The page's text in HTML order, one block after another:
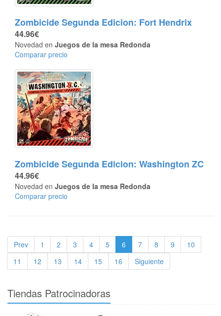
Zombicide Segunda Edicion: Fort Hendrix
44.96€
Novedad en Juegos de la mesa Redonda
Comparar precio
Zombicide Segunda Edicion: Washington ZC
44.96€
Novedad en Juegos de la mesa Redonda
Comparar precio
Prev 1 2 3 4 5 6 7 8 9
10
11
12 13 14 15 16 Siguiente
Tiendas Patrocinadoras